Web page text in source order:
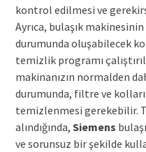
kontrol edilmesi ve
Ayrıca, bulaşık
durumunda oluşabilecek
temizlik programı
makinanızın normalden
durumunda, filtre ve
temizlenmesi gerekebilir.
alındığında, Siemens
ve sorunsuz bir şekilde